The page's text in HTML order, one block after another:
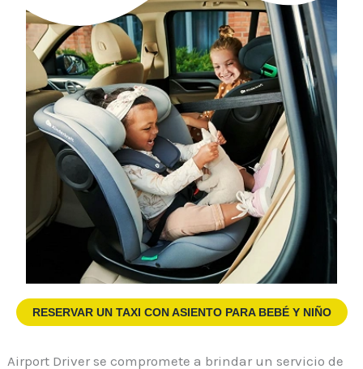
RESERVAR UN TAXI CON ASIENTO PARA BEBÉ Y NIÑO
Airport Driver se compromete a brindar un servicio de